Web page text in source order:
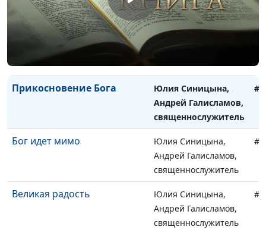
cвященнослужитель
Узкий путь
Юлия Синицына,
Андрей Галисламов,
cвященнослужитель
Прикосновение Бога
Юлия Синицына,
Андрей Галисламов,
cвященнослужитель
Бог идет мимо
Юлия Синицына,
Андрей Галисламов,
cвященнослужитель
Великая радость
Юлия Синицына,
Андрей Галисламов,
cвященнослужитель